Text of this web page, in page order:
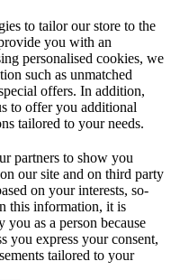
to tailor our store to the
you with an
personalised cookies, we
such as unmatched
offers. In addition,
to offer you additional
tailored to your needs.
partners to show you
our site and on third party
on your interests, so-
this information, it is
as a person because
you express your consent,
tailored to your